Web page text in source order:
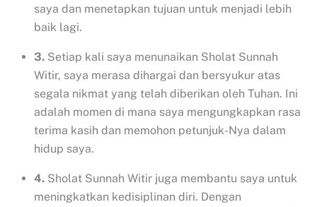
saya dan menetapkan tujuan untuk menjadi lebih
baik lagi.
3. Setiap kali saya menunaikan Sholat Sunnah
Witir, saya merasa dihargai dan bersyukur atas
segala nikmat yang telah diberikan oleh Tuhan. Ini
adalah momen di mana saya mengungkapkan rasa
terima kasih dan memohon petunjuk-Nya dalam
hidup saya.
4. Sholat Sunnah Witir juga membantu saya untuk
meningkatkan kedisiplinan diri. Dengan